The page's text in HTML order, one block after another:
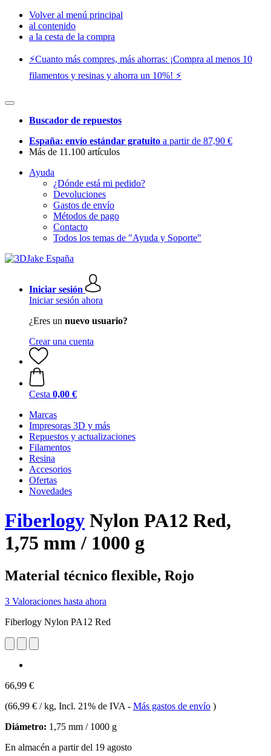
Volver al menú principal
al contenido
a la cesta de la compra
⚡️Cuanto más compres, más ahorras: ¡Compra al menos 10
filamentos y resinas y ahorra un 10%! ⚡️
Buscador de repuestos
España: envío estándar gratuito a partir de 87,90 €
Más de 11.100 artículos
Ayuda
¿Dónde está mi pedido?
Devoluciones
Gastos de envío
Métodos de pago
Contacto
Todos los temas de "Ayuda y Soporte"
Iniciar sesión
Iniciar sesión ahora
¿Eres un nuevo usuario?
Crear una cuenta
Cesta 0,00 €
Marcas
Impresoras 3D y más
Repuestos y actualizaciones
Filamentos
Resina
Accesorios
Ofertas
Novedades
Fiberlogy Nylon PA12 Red,
1,75 mm / 1000 g
Material técnico flexible, Rojo
3 Valoraciones hasta ahora
Fiberlogy Nylon PA12 Red
66,99 €
(66,99 € / kg, Incl. 21% de IVA - Más gastos de envío )
Diámetro: 1,75 mm / 1000 g
En almacén a partir del 19 agosto